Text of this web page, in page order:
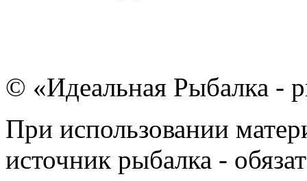
© «Идеальная Рыбалка -
При использовании
источник рыбалка -